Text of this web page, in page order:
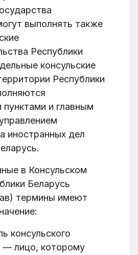
выполнять также
Республики
консульские
Республики
пунктами и главным
иностранных дел
в Консульском
Беларусь
термины имеют
консульского
— лицо, которому